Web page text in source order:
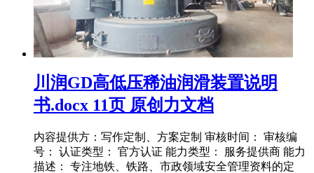
川润GD高低压稀油润滑装置说明
书.docx 11页 原创力文档
内容提供方：写作定制、方案定制 审核时间： 审核编
号： 认证类型： 官方认证 能力类型： 服务提供商 能力
描述： 专注地铁、铁路、市政领域安全管理资料的定